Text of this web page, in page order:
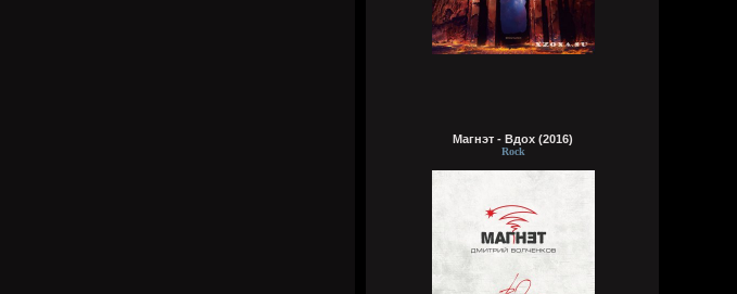
Цитата: Кукуня
Ты же сам знаешь, что я прав
какие на хуй пруфы еблан? чо ты
доказать хочешь? Ты же сам знаешь, что
я прав, я прекрасно помню все твои
Магнэт - Вдох (2016)
Rock